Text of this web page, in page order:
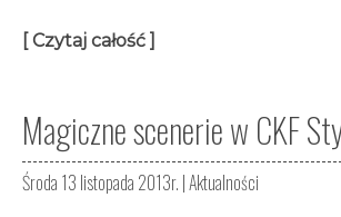
[ Czytaj całość ]
Magiczne scenerie w CKF
Środa 13 listopada 2013r. |Aktualności